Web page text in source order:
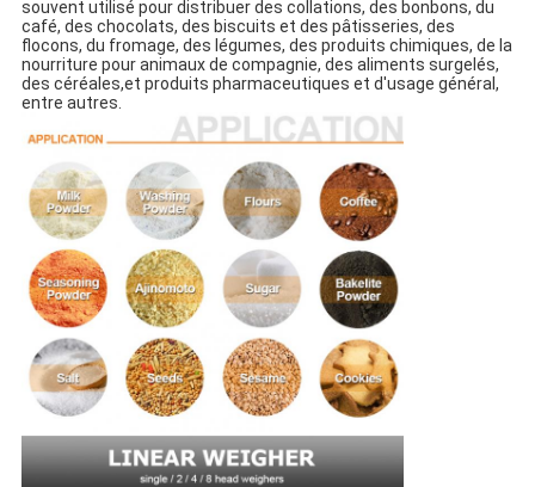
souvent utilisé pour distribuer des collations, des bonbons, du
café, des chocolats, des biscuits et des pâtisseries, des
flocons, du fromage, des légumes, des produits chimiques, de la
nourriture pour animaux de compagnie, des aliments surgelés,
des céréales,et produits pharmaceutiques et d'usage général,
entre autres.